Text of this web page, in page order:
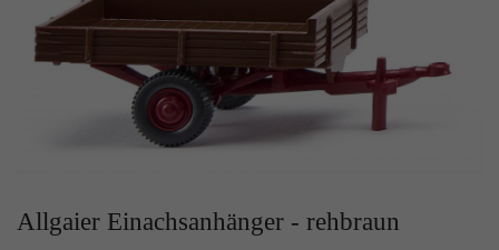
Allgaier Einachsanhänger - rehbraun